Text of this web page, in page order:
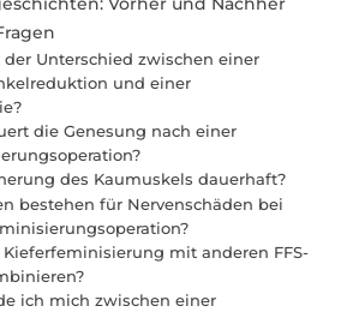
Unterschied zwischen einer
und einer
die Genesung nach einer
des Kaumuskels dauerhaft?
bestehen für Nervenschäden bei
mit anderen FFS-
ich mich zwischen einer